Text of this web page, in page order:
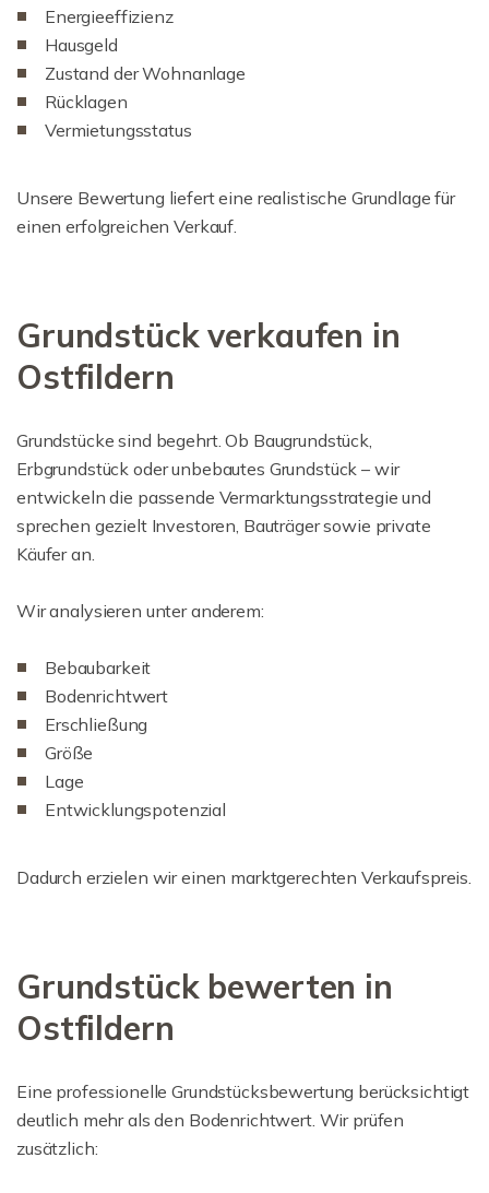
Energieeffizienz
Hausgeld
Zustand der Wohnanlage
Rücklagen
Vermietungsstatus
Unsere Bewertung liefert eine realistische Grundlage für
einen erfolgreichen Verkauf.
Grundstück verkaufen in
Ostfildern
Grundstücke sind begehrt. Ob Baugrundstück,
Erbgrundstück oder unbebautes Grundstück – wir
entwickeln die passende Vermarktungsstrategie und
sprechen gezielt Investoren, Bauträger sowie private
Käufer an.
Wir analysieren unter anderem:
Bebaubarkeit
Bodenrichtwert
Erschließung
Größe
Lage
Entwicklungspotenzial
Dadurch erzielen wir einen marktgerechten Verkaufspreis.
Grundstück bewerten in
Ostfildern
Eine professionelle Grundstücksbewertung berücksichtigt
deutlich mehr als den Bodenrichtwert. Wir prüfen
zusätzlich: